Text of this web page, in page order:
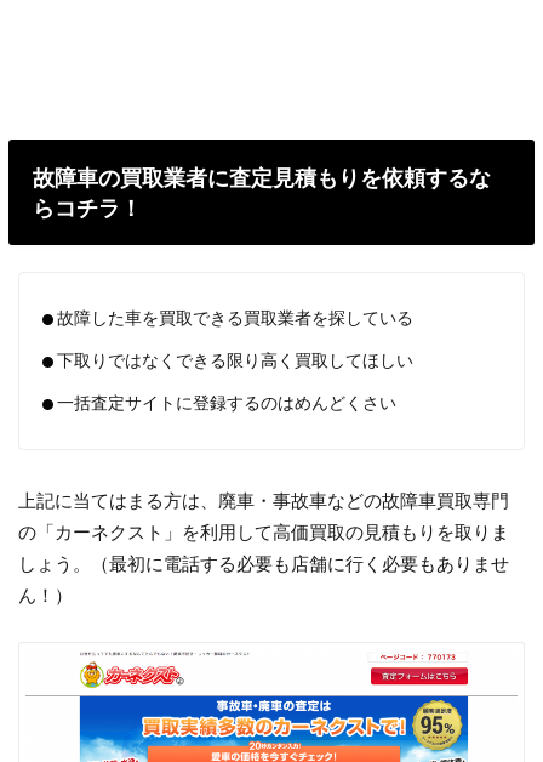
故障車の買取業者に査定見積もりを依頼するな
らコチラ！
故障した車を買取できる買取業者を探している
下取りではなくできる限り高く買取してほしい
一括査定サイトに登録するのはめんどくさい
上記に当てはまる方は、廃車・事故車などの故障車買取専門
の「カーネクスト」を利用して高価買取の見積もりを取りま
しょう。（最初に電話する必要も店舗に行く必要もありませ
ん！）